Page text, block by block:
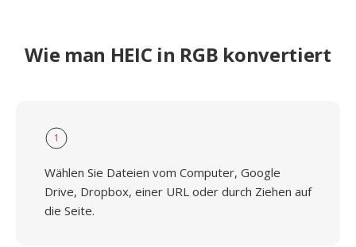
Wie man HEIC in RGB konvertiert
1
Wählen Sie Dateien vom Computer, Google
Drive, Dropbox, einer URL oder durch Ziehen auf
die Seite.